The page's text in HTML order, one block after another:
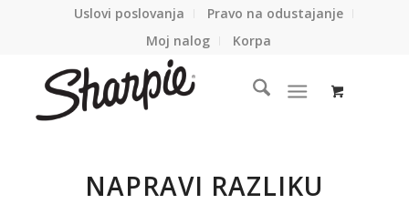
Uslovi poslovanja
Pravo na odustajanje
Moj nalog
Korpa
NAPRAVI RAZLIKU